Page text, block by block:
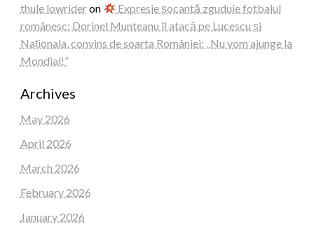
thule lowrideron
Expresie șocantă zguduie fotbalul
românesc: Dorinel Munteanu îl atacă pe Lucescu și
Naționala, convins de soarta României: „Nu vom ajunge la
Mondial!”
Archives
May 2026
April 2026
March 2026
February 2026
January 2026